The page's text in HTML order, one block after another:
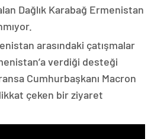
Dağlık Karabağ Ermenistan
arasındaki çatışmalar
verdiği desteği
Cumhurbaşkanı Macron
çeken bir ziyaret